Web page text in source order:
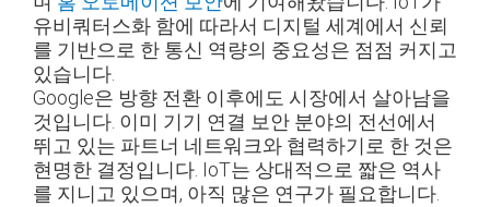
유비쿼터스화 함에 따라서 디지털 세계에서 신뢰
를 기반으로 한 통신 역량의 중요성은 점점 커지고
있습니다.
Google은 방향 전환 이후에도 시장에서 살아남을
것입니다. 이미 기기 연결 보안 분야의 전선에서
뛰고 있는 파트너 네트워크와 협력하기로 한 것은
현명한 결정입니다. IoT는 상대적으로 짧은 역사
를 지니고 있으며, 아직 많은 연구가 필요합니다.